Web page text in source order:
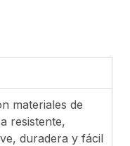
materiales de
resistente,
duradera y fácil